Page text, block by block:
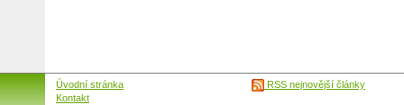
Úvodní stránka
Kontakt
RSS nejnovější články